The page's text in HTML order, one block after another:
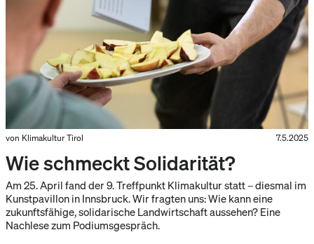
von Klimakultur Tirol 7.5.2025
Wie schmeckt Solidarität?
Am 25. April fand der 9. Treffpunkt Klimakultur statt – diesmal im
Kunstpavillon in Innsbruck. Wir fragten uns: Wie kann eine
zukunftsfähige, solidarische Landwirtschaft aussehen? Eine
Nachlese zum Podiumsgespräch.